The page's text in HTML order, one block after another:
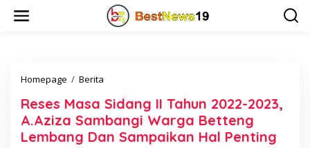
Homepage / Berita
s
e
s
M
Reses Masa Sidang II Tahun 2022-2023,
A.Aziza Sambangi Warga Betteng
Lembang Dan Sampaikan Hal Penting